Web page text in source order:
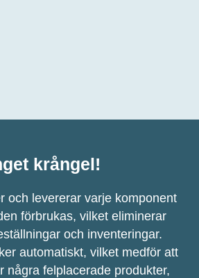
krångel!
och levererar varje komponent
förbrukas, vilket eliminerar
och inventeringar.
automatiskt, vilket medför att
några felplacerade produkter,